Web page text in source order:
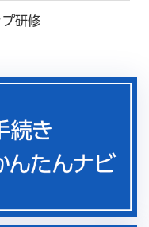
プ研修